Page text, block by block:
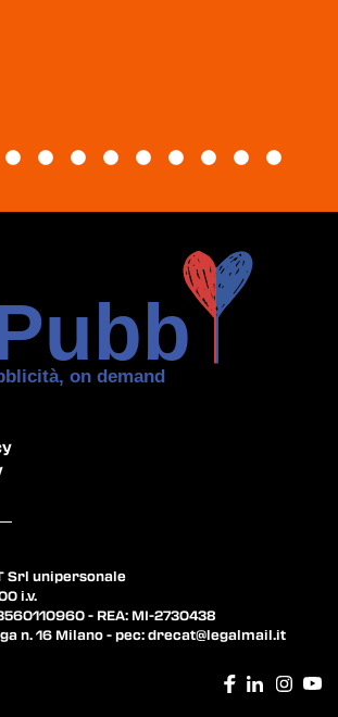
Srl unipersonale
i.v.
- REA: MI-2730438
n. 16 Milano - pec:drecat@legalmail.it